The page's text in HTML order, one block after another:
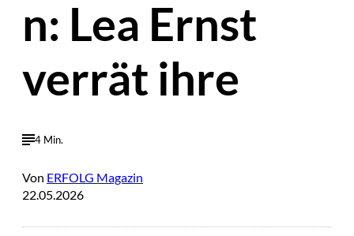
n: Lea Ernst
verrät ihre
4 Min.
Von ERFOLG Magazin
22.05.2026